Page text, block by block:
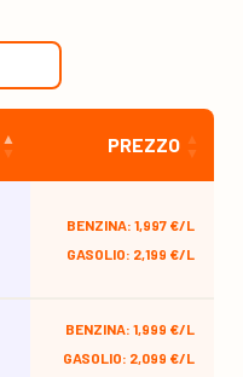
PREZZO
BENZINA: 1,997 €/L
GASOLIO: 2,199 €/L
BENZINA: 1,999 €/L
GASOLIO: 2,099 €/L